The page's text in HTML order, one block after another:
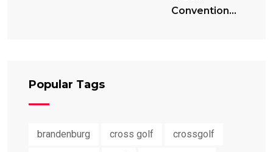
Convention
Popular Tags
brandenburg cross golf crossgolf